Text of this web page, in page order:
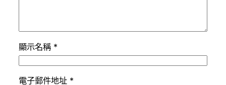
顯示名稱 *
電子郵件地址 *